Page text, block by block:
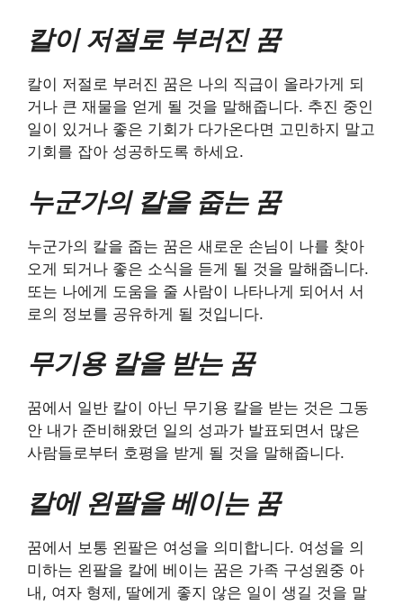
칼이 저절로 부러진 꿈
칼이 저절로 부러진 꿈은 나의 직급이 올라가게 되
거나 큰 재물을 얻게 될 것을 말해줍니다. 추진 중인
일이 있거나 좋은 기회가 다가온다면 고민하지 말고
기회를 잡아 성공하도록 하세요.
누군가의 칼을 줍는 꿈
누군가의 칼을 줍는 꿈은 새로운 손님이 나를 찾아
오게 되거나 좋은 소식을 듣게 될 것을 말해줍니다.
또는 나에게 도움을 줄 사람이 나타나게 되어서 서
로의 정보를 공유하게 될 것입니다.
무기용 칼을 받는 꿈
꿈에서 일반 칼이 아닌 무기용 칼을 받는 것은 그동
안 내가 준비해왔던 일의 성과가 발표되면서 많은
사람들로부터 호평을 받게 될 것을 말해줍니다.
칼에 왼팔을 베이는 꿈
꿈에서 보통 왼팔은 여성을 의미합니다. 여성을 의
미하는 왼팔을 칼에 베이는 꿈은 가족 구성원중 아
내, 여자 형제, 딸에게 좋지 않은 일이 생길 것을 말